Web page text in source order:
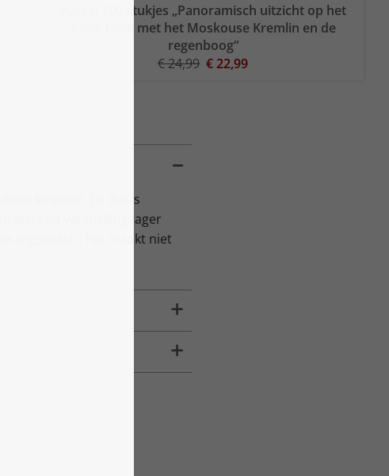
Puzzel 100 stukjes „Panoramisch uitzicht op het
Rode Plein met het Moskouse Kremlin en de
regenboog“
€ 24,99 € 22,99
kloppen. En dat is
een versnelling lager
legpuzzel – het maakt niet